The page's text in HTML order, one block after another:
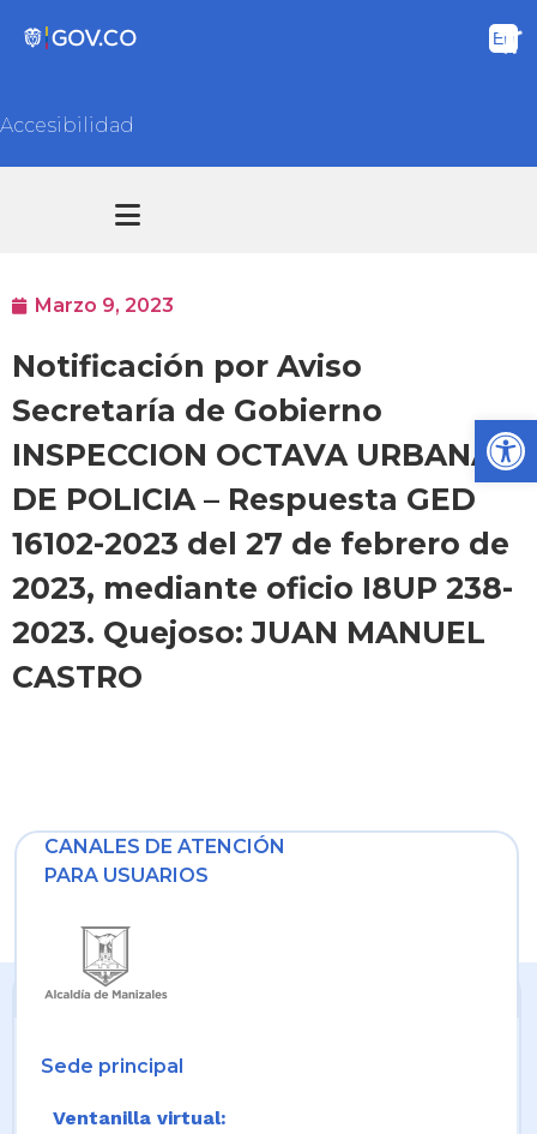
Accesibilidad
Marzo 9, 2023
Notificación por Aviso
Secretaría de Gobierno
INSPECCION OCTAVA URBANA
DE POLICIA – Respuesta GED
16102-2023 del 27 de febrero de
2023, mediante oficio I8UP 238-
2023. Quejoso: JUAN MANUEL
CASTRO
CANALES DE ATENCIÓN
PARA USUARIOS
Sede principal
Ventanilla virtual: